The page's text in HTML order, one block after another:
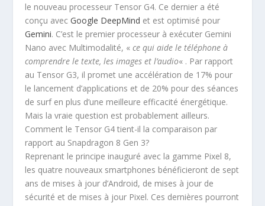
le nouveau processeur Tensor G4. Ce dernier a été
conçu avecGoogle DeepMind et est optimisé pour
Gemini. C’est le premier processeur à exécuter Gemini
Nano avec Multimodalité, «ce qui aide le téléphone à
comprendre le texte, les images et l’audio« . Par rapport
au Tensor G3, il promet une accélération de 17% pour
le lancement d’applications et de 20% pour des séances
de surf en plus d’une meilleure efficacité énergétique.
Mais la vraie question est probablement ailleurs.
Comment le Tensor G4 tient-il la comparaison par
rapport au Snapdragon 8 Gen 3?
Reprenant le principe inauguré avec la gamme Pixel 8,
les quatre nouveaux smartphones bénéficieront de sept
ans de mises à jour d’Android, de mises à jour de
sécurité et de mises à jour Pixel. Ces dernières pourront